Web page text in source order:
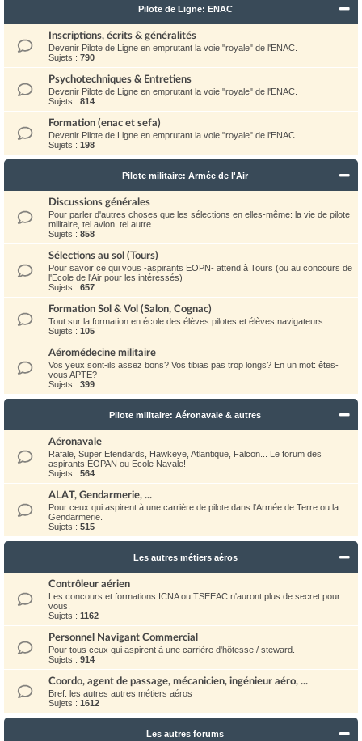
Pilote de Ligne: ENAC
Inscriptions, écrits & généralités
Devenir Pilote de Ligne en emprutant la voie "royale" de l'ENAC.
Sujets : 790
Psychotechniques & Entretiens
Devenir Pilote de Ligne en emprutant la voie "royale" de l'ENAC.
Sujets : 814
Formation (enac et sefa)
Devenir Pilote de Ligne en emprutant la voie "royale" de l'ENAC.
Sujets : 198
Pilote militaire: Armée de l'Air
Discussions générales
Pour parler d'autres choses que les sélections en elles-même: la vie de pilote
militaire, tel avion, tel autre...
Sujets : 858
Sélections au sol (Tours)
Pour savoir ce qui vous -aspirants EOPN- attend à Tours (ou au concours de
l'Ecole de l'Air pour les intéressés)
Sujets : 657
Formation Sol & Vol (Salon, Cognac)
Tout sur la formation en école des élèves pilotes et élèves navigateurs
Sujets : 105
Aéromédecine militaire
Vos yeux sont-ils assez bons? Vos tibias pas trop longs? En un mot: êtes-
vous APTE?
Sujets : 399
Pilote militaire: Aéronavale & autres
Aéronavale
Rafale, Super Etendards, Hawkeye, Atlantique, Falcon... Le forum des
aspirants EOPAN ou Ecole Navale!
Sujets : 564
ALAT, Gendarmerie, ...
Pour ceux qui aspirent à une carrière de pilote dans l'Armée de Terre ou la
Gendarmerie.
Sujets : 515
Les autres métiers aéros
Contrôleur aérien
Les concours et formations ICNA ou TSEEAC n'auront plus de secret pour
vous.
Sujets : 1162
Personnel Navigant Commercial
Pour tous ceux qui aspirent à une carrière d'hôtesse / steward.
Sujets : 914
Coordo, agent de passage, mécanicien, ingénieur aéro, ...
Bref: les autres autres métiers aéros
Sujets : 1612
Les autres forums